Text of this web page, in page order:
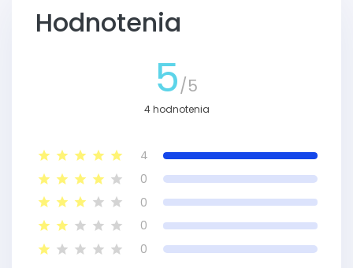
Hodnotenia
5/5
4 hodnotenia
4
0
0
0
0